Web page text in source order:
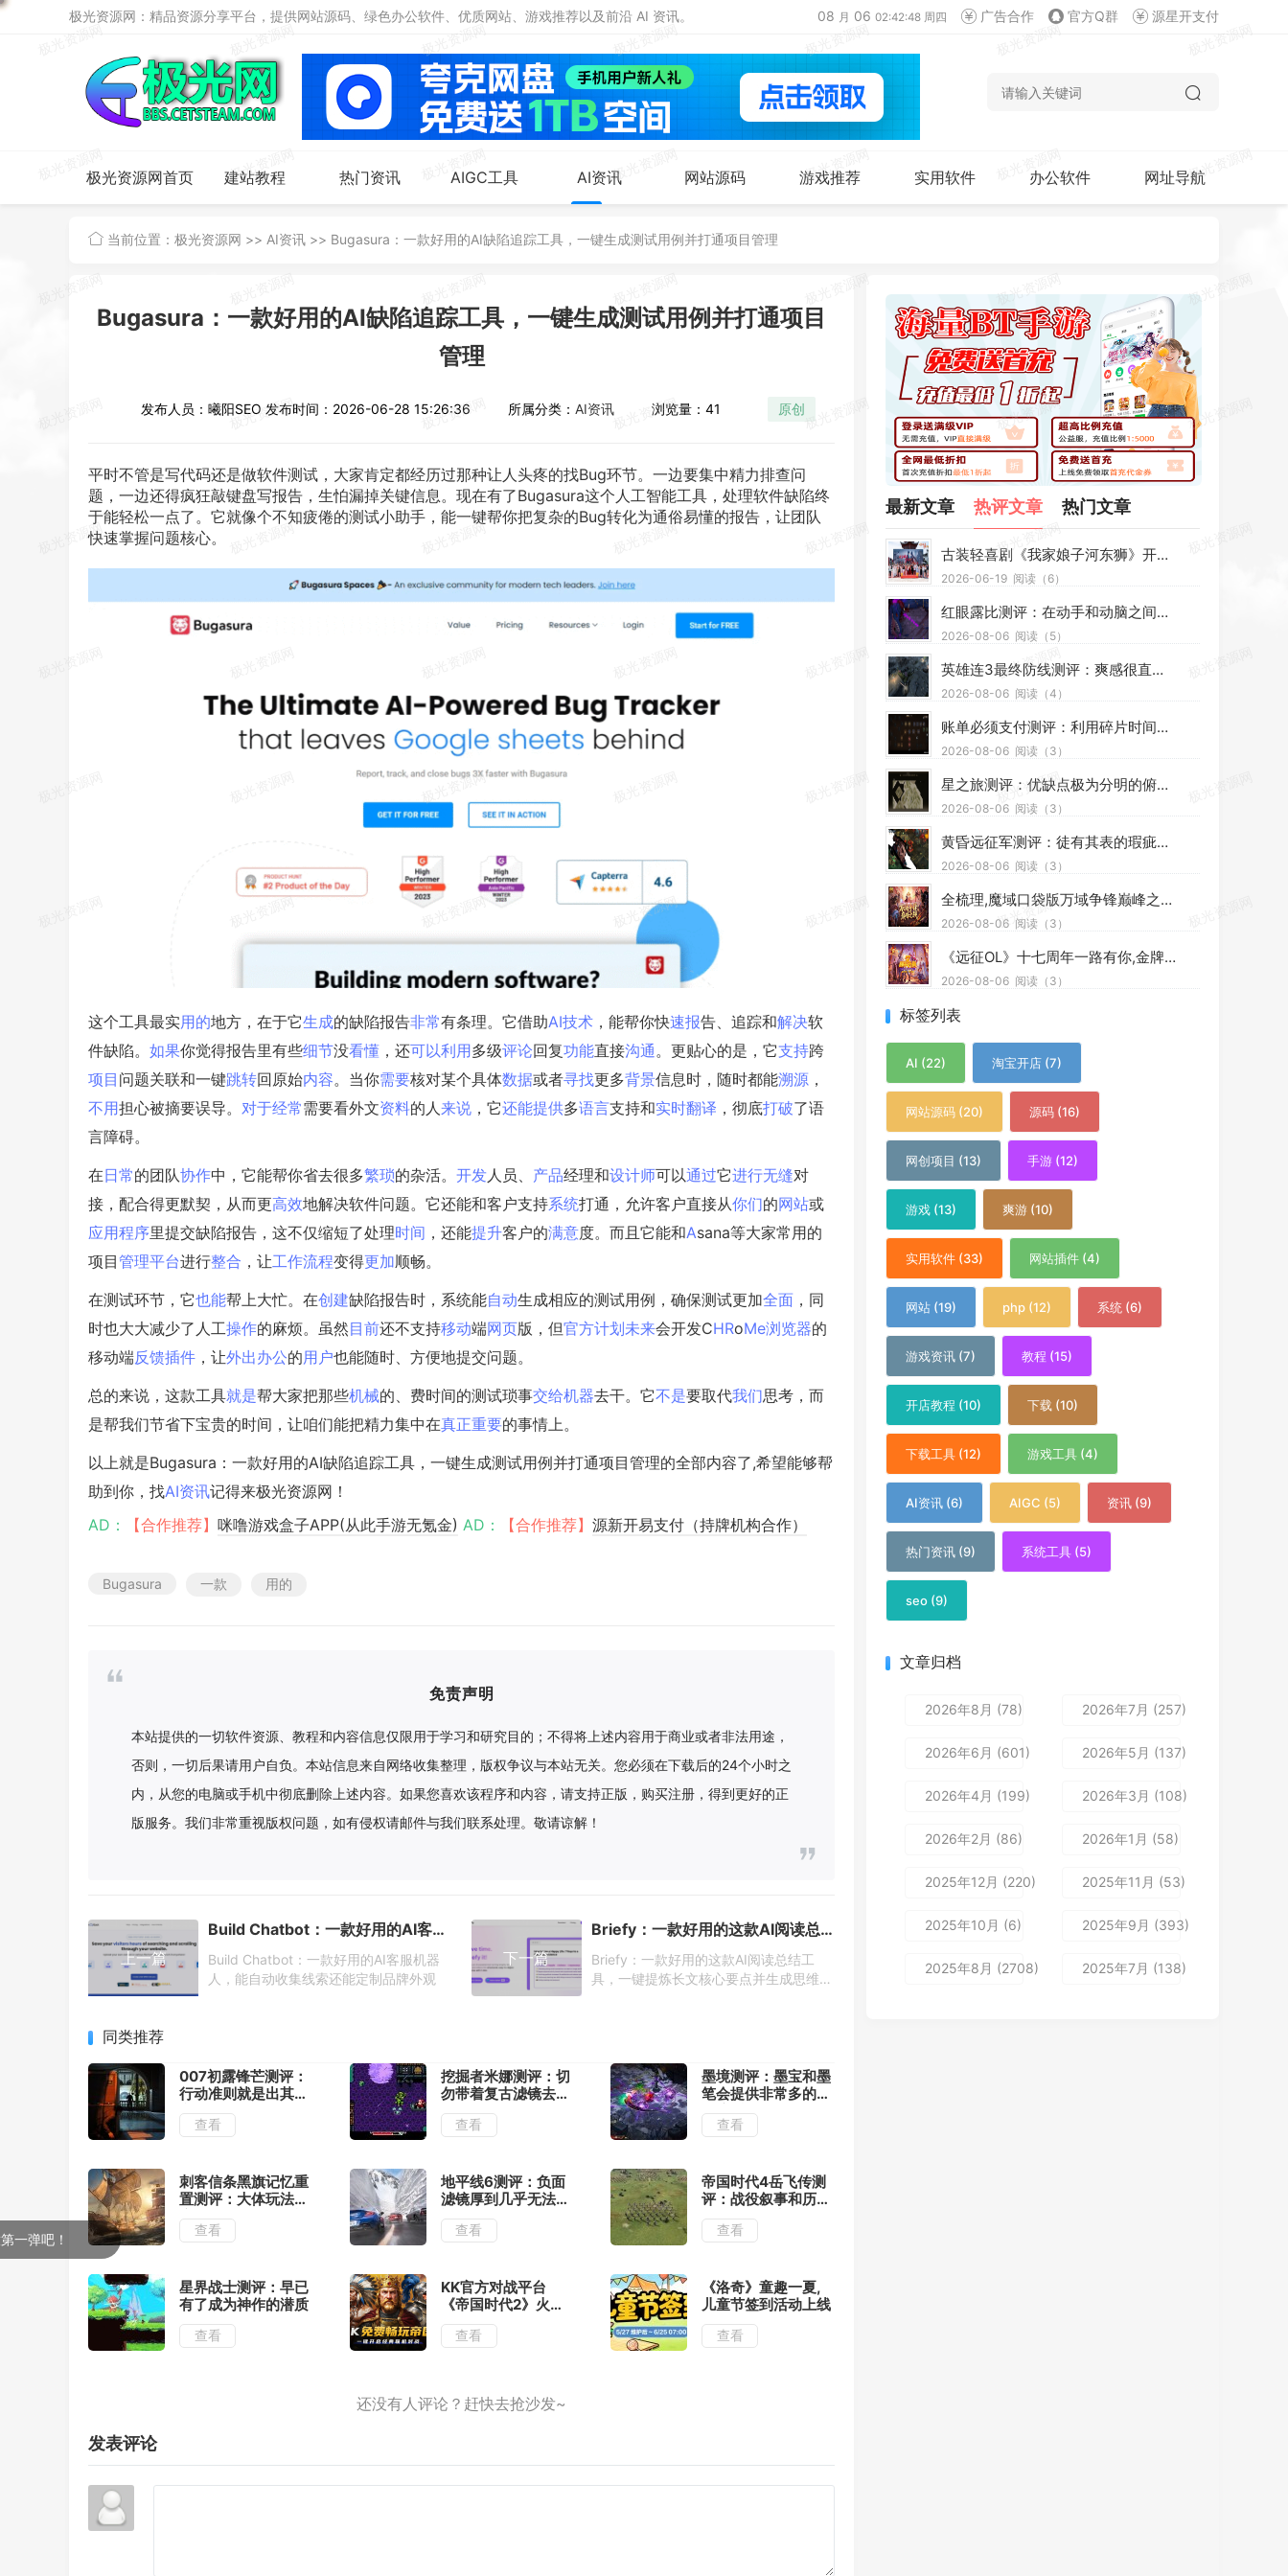
极光资源网：精品资源分享平台，提供网站源码、绿色办公软件、优质网站、游戏推荐以及前沿 AI 资讯。 08 月 06 02:42:49 周四 广告合作 官方Q群 源星开支付
极光资源网首页 建站教程 热门资讯 AIGC工具 AI资讯 网站源码 游戏推荐 实用软件 办公软件 网址导航
当前位置： 极光资源网 >> AI资讯 >> Bugasura：一款好用的AI缺陷追踪工具，一键生成测试用例并打通项目管理
Bugasura：一款好用的AI缺陷追踪工具，一键生成测试用例并打通项目
管理
发布人员：曦阳SEO 发布时间：2026-06-28 15:26:36 所属分类： AI资讯 浏览量：41 原创
平时不管是写代码还是做软件测试 ， 大家肯定都经历过那种让人头疼的找Bug环节。一边要集中精力排查问
题，一边还得疯狂敲键盘写报告，生怕漏掉关键信息。 现在有了Bugasura这个人工智能工具 ， 处理软件缺陷终
于能轻松一点了。它就像个不知疲倦的测试小助手 ，能一键帮你把复杂的Bug转化为通俗易懂的报告，让团队
快速掌握问题核心。
这个工具最实用的地方，在于它生成的缺陷报告非常有条理。它借助AI技术 ，能帮你快速报告、追踪和解决软
件缺陷。 如果你觉得报告里有些细节没看懂 ，还可以利用多级评论回复功能直接沟通 。更贴心的是，它支持跨
项目 问题关联和一键跳转回原始内容。当你需要核对某个具体数据或者寻找更多背景信息时，随时都能溯源 ，
不用担心被摘要误导。 对于经常需要看外文资料的人 来说 ，它还能提供多语言支持和实时翻译 ，彻底打破了语
言障碍。
在日常的团队协作中，它能帮你省去很多繁琐的杂活。 开发 人员、 产品经理和设计师可以通过它进行无缝对
接，配合得更默契，从而更高效地解决软件问题。它还能和客户支持系统打通，允许客户直接从你们的网站或
应用程序里提交缺陷报告，这不仅缩短了处理时间 ，还能提升客户的满意度。而且它能和Asana等大家常用的
项目管理平台进行整合 ，让工作流程变得更加顺畅。
在测试环节，它也能帮上大忙。在创建缺陷报告时，系统能自动生成相应的测试用例，确保测试更加全面 ，同
时也大大减少了人工操作的麻烦。虽然目前还不支持移动端网页版，但官方计划未来会开发CHRoMe浏览器的
移动端反馈插件 ，让外出办公的用户也能随时、方便地提交问题。
总的来说，这款工具就是帮大家把那些机械的、费时间的测试琐事交给机器去干。它不是要取代我们思考，而
是帮我们节省下宝贵的时间，让咱们能把精力集中在真正重要的事情上。
以上就是Bugasura：一款好用的AI缺陷追踪工具，一键生成测试用例并打通项目管理的全部内容了,希望能够帮
助到你，找AI资讯记得来极光资源网！
AD：
【合作推荐】 咪噜游戏盒子APP(从此手游无氪金) AD： 【合作推荐】 源新开易支付（持牌机构合作）
Bugasura 一款 用的
免责声明
本站提供的一切软件资源、教程和内容信息仅限用于学习和研究目的；不得将上述内容用于商业或者非法用途，
否则，一切后果请用户自负。本站信息来自网络收集整理，版权争议与本站无关。您必须在下载后的24个小时之
内，从您的电脑或手机中彻底删除上述内容。如果您喜欢该程序和内容，请支持正版，购买注册，得到更好的正
版服务。我们非常重视版权问题，如有侵权请邮件与我们联系处理。敬请谅解！
上一篇
Build Chatbot：一款好用的AI客服机器人，能自动收集线索还能定制品牌外观
Build Chatbot：一款好用的AI客服机器
人，能自动收集线索还能定制品牌外观
下一篇
Briefy：一款好用的这款AI阅读总结工具，一键提炼长文核心要点并生成思维导图
Briefy：一款好用的这款AI阅读总结工
具，一键提炼长文核心要点并生成思维导
同类推荐
007初露锋芒测评：
行动准则就是出其不
意
查看
挖掘者米娜测评：切
勿带着复古滤镜去看
待
查看
墨境测评：墨宝和墨
笔会提供非常多的构
筑流派
查看
刺客信条黑旗记忆重
置测评：大体玩法不
变的情况下增强了视
觉表现
查看
地平线6测评：负面
滤镜厚到几乎无法忽
视
查看
帝国时代4岳飞传测
评：战役叙事和历史
氛围可圈可点
查看
星界战士测评：早已
有了成为神作的潜质
查看
KK官方对战平台
《帝国时代2》火爆
上线,叫上兄弟再战
一局
查看
《洛奇》童趣一夏,
儿童节签到活动上线
查看
发表评论
最新文章 热评文章 热门文章
《微博》svip有哪些功能特权 微博svip功能特权介绍
2025-08-21 阅读（1363）
微信公众号音视频下载器v1.3-52pojie版
2025-07-23 阅读（1063）
新用户免费领取夸克网盘 1TB 空间 夸克每天领取免费空间教程
2025-07-28 阅读（856）
微信视频号下载工具(支持直播回放、直播流) v2.4 中文绿色版
2025-07-18 阅读（828）
Rope-换脸软件【先锋版】支持直播换脸 ROPE-LIVE-MW12
2025-07-08 阅读（711）
配音魔盒TTS,支持情绪/语速复刻，支持单/多角色配音
2025-07-05 阅读（669）
TweakNow WinSecret Plus!(系统优化软件) v7.6.1 便携版
2025-08-12 阅读（661）
Fast Video Downloader(视频下载器) v4.0.0.75 多语便携版
2025-07-14 阅读（660）
标签列表
AI (22) 淘宝开店 (7)
网站源码 (20) 源码 (16)
网创项目 (13) 手游 (12)
游戏 (13) 爽游 (10)
实用软件 (33) 网站插件 (4)
网站 (19) php (12) 系统 (6)
游戏资讯 (7) 教程 (15)
开店教程 (10) 下载 (10)
下载工具 (12) 游戏工具 (4)
AI资讯 (6) AIGC (5) 资讯 (9)
热门资讯 (9) 系统工具 (5)
seo (9)
文章归档
2026年8月 (78) 2026年7月 (257)
2026年6月 (601) 2026年5月 (137)
2026年4月 (199) 2026年3月 (108)
2026年2月 (86) 2026年1月 (58)
2025年12月 (220) 2025年11月 (53)
2025年10月 (6) 2025年9月 (393)
2025年8月 (2708) 2025年7月 (138)